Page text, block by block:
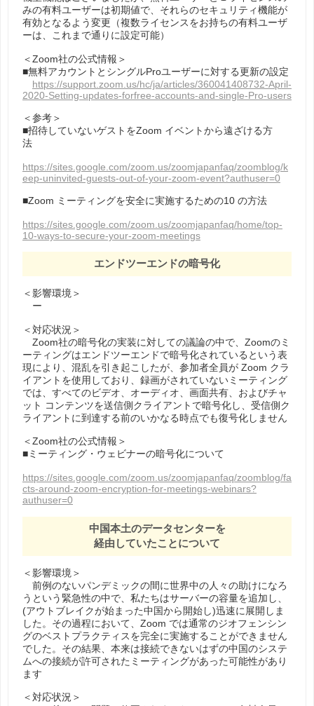
みの有料ユーザーは初期値で、それらのセキュリティ機能が
有効となるよう変更（複数ライセンスをお持ちの有料ユーザ
ーは、これまで通りに設定可能）
＜Zoom社の公式情報＞
■無料アカウントとシングルProユーザーに対する更新の設定
https://support.zoom.us/hc/ja/articles/360041408732-April-
2020-Setting-updates-forfree-accounts-and-single-Pro-users
＜参考＞
■招待していないゲストをZoom イベントから遠ざける⽅
法
https://sites.google.com/zoom.us/zoomjapanfaq/zoomblog/k
eep-uninvited-guests-out-of-your-zoom-event?authuser=0
■Zoom ミーティングを安全に実施するための10 の⽅法
https://sites.google.com/zoom.us/zoomjapanfaq/home/top-
10-ways-to-secure-your-zoom-meetings
エンドツーエンドの暗号化
＜影響環境＞
ー
＜対応状況＞
Zoom社の暗号化の実装に対しての議論の中で、Zoomのミ
ーティングはエンドツーエンドで暗号化されているという表
現により、混乱を引き起こしたが、参加者全員が Zoom クラ
イアントを使用しており、録画がされていないミーティング
では、すべてのビデオ、オーディオ、画面共有、およびチャ
ット コンテンツを送信側クライアントで暗号化し、受信側ク
ライアントに到達する前のいかなる時点でも復号化しません
＜Zoom社の公式情報＞
■ミーティング・ウェビナーの暗号化について
https://sites.google.com/zoom.us/zoomjapanfaq/zoomblog/fa
cts-around-zoom-encryption-for-meetings-webinars?
authuser=0
中国本⼟のデータセンターを
経由していたことについて
＜影響環境＞
前例のないパンデミックの間に世界中の⼈々の助けになろ
うという緊急性の中で、私たちはサーバーの容量を追加し、
(アウトブレイクが始まった中国から開始し)迅速に展開しま
した。その過程において、Zoom では通常のジオフェンシン
グのベストプラクティスを完全に実施することができません
でした。その結果、本来は接続できないはずの中国のシステ
ムへの接続が許可されたミーティングがあった可能性があり
ます
＜対応状況＞